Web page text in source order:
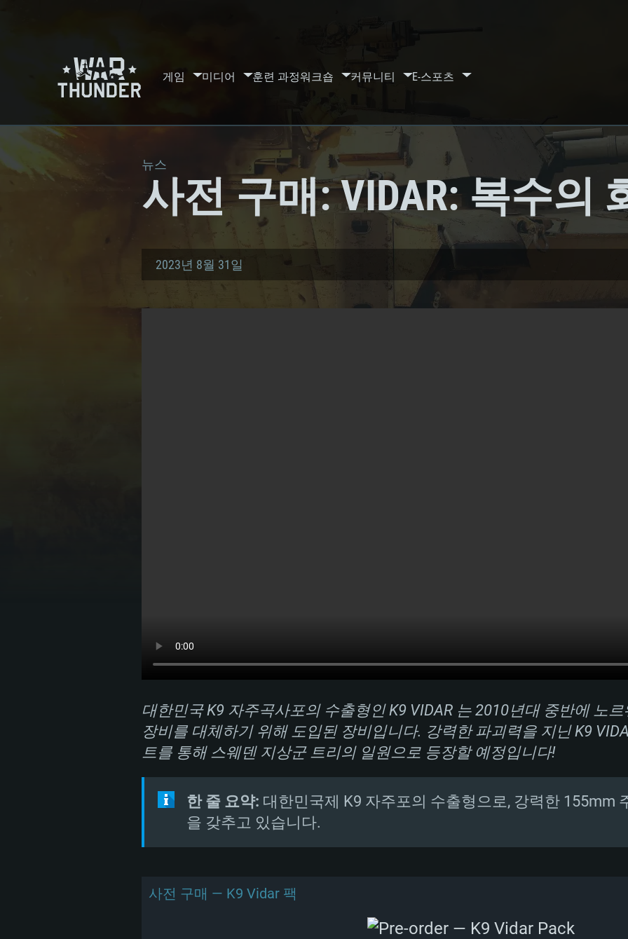
게임 미디어 훈련 과정워크숍 커뮤니티 E-스포츠
뉴스
사전 구매: VIDAR: 복수의
2023년 8월 31일
대한민국 K9 자주곡사포의 수출형인 K9 VIDAR 는 2010년대 중반에 노
장비를 대체하기 위해 도입된 장비입니다. 강력한 파괴력을 지닌 K9
트를 통해 스웨덴 지상군 트리의 일원으로 등장할 예정입니다!
한 줄 요약: 대한민국제 K9 자주포의 수출형으로, 강력한 155mm
을 갖추고 있습니다.
사전 구매 — K9 Vidar 팩